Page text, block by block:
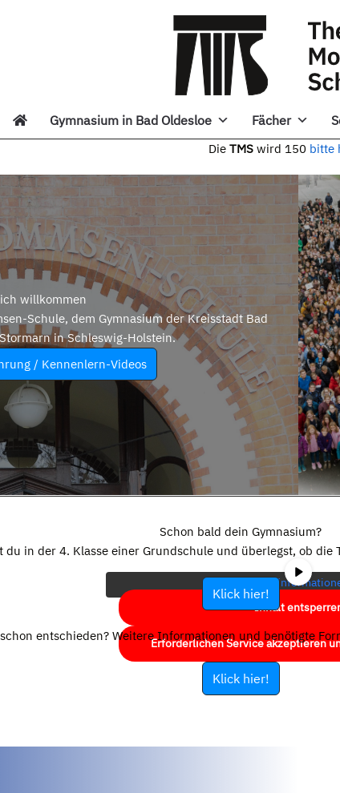
Gymnasium in Bad Oldesloe Fächer
TMS wird 150 bitte
willkommen
Schule, dem Gymnasium der Kreisstadt Bad
in Schleswig-Holstein.
/ Kennenlern-Videos
eigentlichen Inhalt zuzugreifen, klicken
Bitte beachten Sie, dass dabei Daten an
werden.
Mehr
Inhalt
Erforderlichen Service akzeptieren
Schon bald dein Gymnasium?
du in der 4. Klasse einer Grundschule und überlegst, ob die
Klick hier!
entschieden? Weitere Informationen und benötigte
Klick hier!